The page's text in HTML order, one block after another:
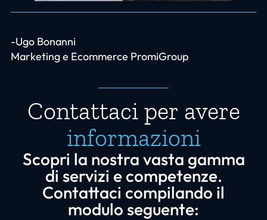
-Ugo Bonanni
Marketing e Ecommerce PromiGroup
Contattaci per avere
informazioni
Scopri la nostra vasta gamma
di servizi e competenze.
Contattaci compilando il
modulo seguente: